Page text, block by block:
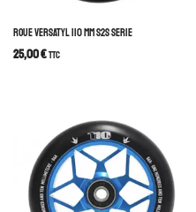
ROUE VERSATYL 110 MM S2S SERIE
25,00€TTC